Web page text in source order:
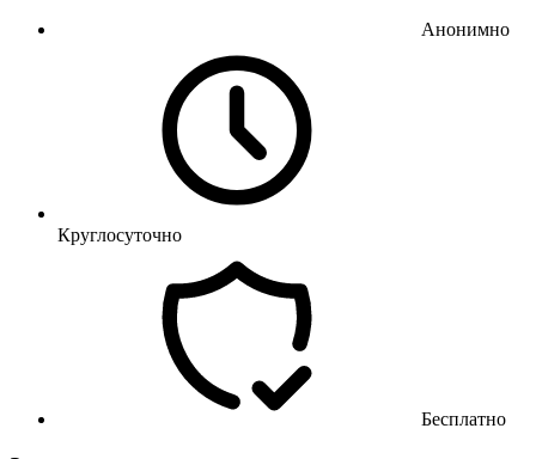
Анонимно
Круглосуточно
Бесплатно